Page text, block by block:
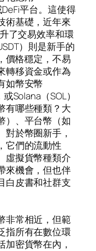
DeFi平台。這使得
術基礎，近年來
了交易效率和環
）則是新手的
價格穩定，不易
轉移資金或作為
如幣安幣
Solana（SOL）
有哪些種類？大
）、平台幣（如
於幣圈新手，
它們的流動性
虛擬貨幣種類介
來機會，但也伴
白皮書和社群支
非常相近，但範
指所有在數位環
密貨幣在內，